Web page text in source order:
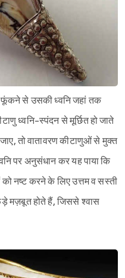
फूंकने से उसकी ध्वनि जहां तक
ध्वनि-स्पंदन से मूर्छित हो जाते
तो वातावरण कीटाणुओं से मुक्त
पर अनुसंधान कर यह पाया कि
नष्ट करने के लिए उत्तम व सस्ती
मज़बूत होते हैं, जिससे श्‍वास